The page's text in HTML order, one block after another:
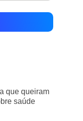
que queiram
saúde